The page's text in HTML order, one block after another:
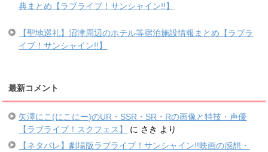
典まとめ【ラブライブ！サンシャイン!!】
【聖地巡礼】沼津周辺のホテル等宿泊施設情報まとめ【ラブラ
イブ！サンシャイン!!】
最新コメント
矢澤にこ(にこにー)のUR・SSR・SR・Rの画像と特技・声優
【ラブライブ！スクフェス】
に さき より
【ネタバレ】劇場版ラブライブ！サンシャイン!!映画の感想・